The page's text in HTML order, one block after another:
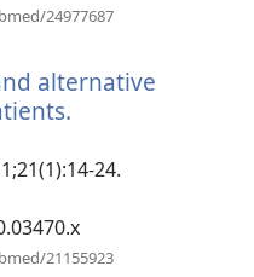
24977687
alternative
langas)
24.
21155923